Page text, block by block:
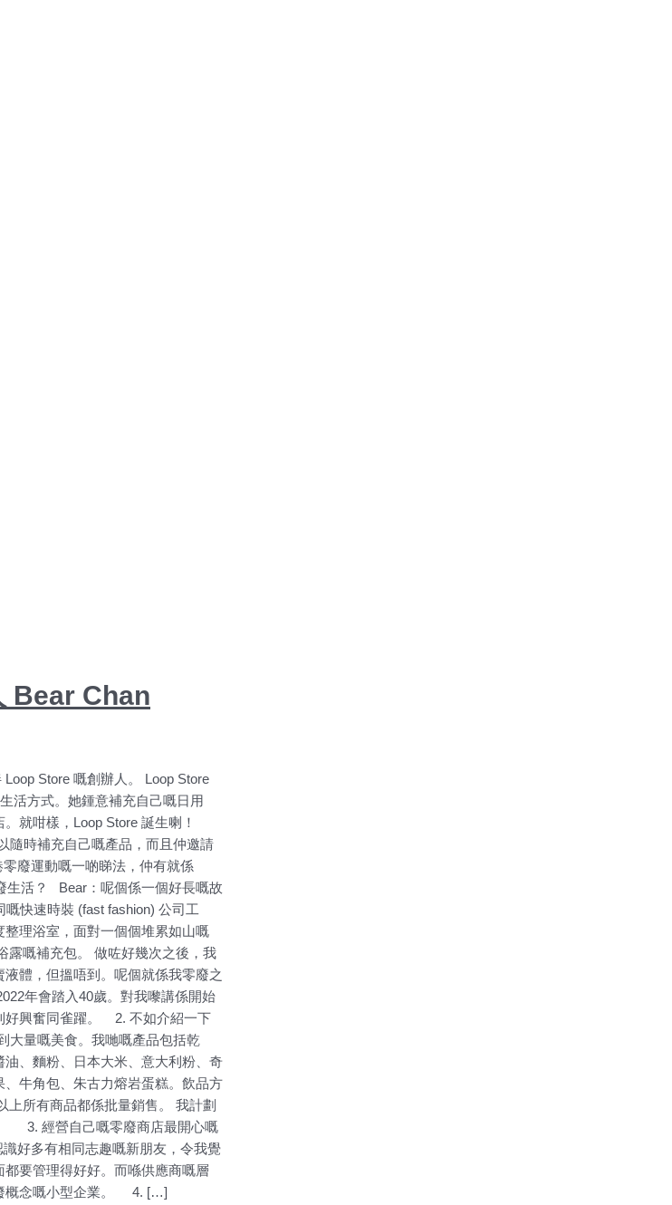
Bear Chan
Store 嘅創辦人。 Loop Store
活方式。她鍾意補充自己嘅日用
就咁樣，Loop Store 誕生喇！
隨時補充自己嘅產品，而且仲邀請
廢運動嘅一啲睇法，仲有就係
生活？ Bear：呢個係一個好長嘅故
快速時裝 (fast fashion) 公司工
理浴室，面對一個個堆累如山嘅
露嘅補充包。 做咗好幾次之後，我
體，但搵唔到。呢個就係我零廢之
年會踏入40歲。對我嚟講係開始
好興奮同雀躍。 2. 不如介紹一下
大量嘅美食。我哋嘅產品包括乾
、麵粉、日本大米、意大利粉、奇
牛角包、朱古力熔岩蛋糕。飲品方
所有商品都係批量銷售。 我計劃
3. 經營自己嘅零廢商店最開心嘅
好多有相同志趣嘅新朋友，令我覺
要管理得好好。而喺供應商嘅層
概念嘅小型企業。 4. […]